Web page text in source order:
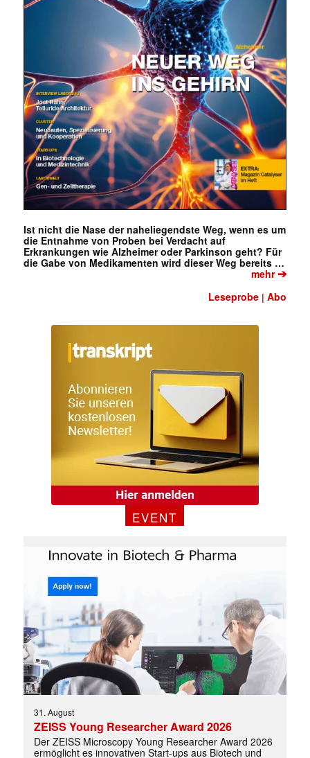
Ist nicht die Nase der naheliegendste Weg, wenn es um
die Entnahme von Proben bei Verdacht auf
Erkrankungen wie Alzheimer oder Parkinson geht? Für
die Gabe von Medikamenten wird dieser Weg bereits …
mehr➔
Leseprobe |Abo
EVENT
31. August
ZEISS Young Researcher Award 2026
Der ZEISS Microscopy Young Researcher Award 2026
ermöglicht es innovativen Start-ups aus Biotech und